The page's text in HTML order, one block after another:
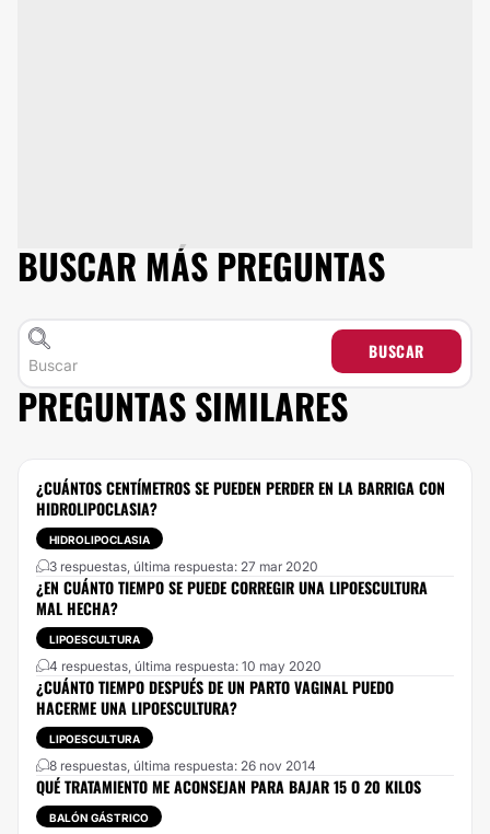
BUSCAR MÁS PREGUNTAS
BUSCAR
PREGUNTAS SIMILARES
¿CUÁNTOS CENTÍMETROS SE PUEDEN PERDER EN LA BARRIGA CON
HIDROLIPOCLASIA?
HIDROLIPOCLASIA
3 respuestas, última respuesta: 27 mar 2020
¿EN CUÁNTO TIEMPO SE PUEDE CORREGIR UNA LIPOESCULTURA
MAL HECHA?
LIPOESCULTURA
4 respuestas, última respuesta: 10 may 2020
¿CUÁNTO TIEMPO DESPUÉS DE UN PARTO VAGINAL PUEDO
HACERME UNA LIPOESCULTURA?
LIPOESCULTURA
8 respuestas, última respuesta: 26 nov 2014
QUÉ TRATAMIENTO ME ACONSEJAN PARA BAJAR 15 O 20 KILOS
BALÓN GÁSTRICO